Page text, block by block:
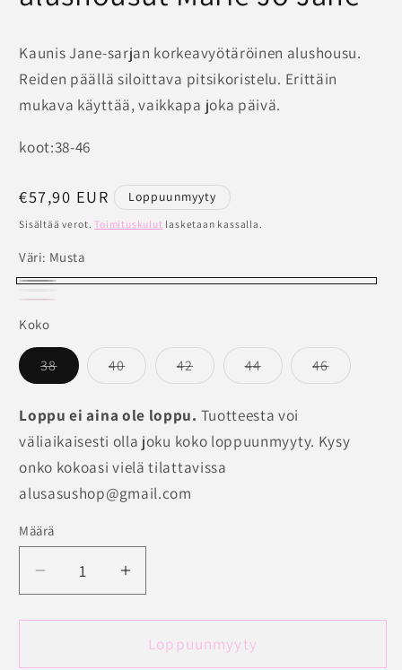
Kaunis Jane-sarjan korkeavyötäröinen alushousu.
Reiden päällä siloittava pitsikoristelu. Erittäin
mukava käyttää, vaikkapa joka päivä.
koot:38-46
Normaalihinta
€57,90 EUR Loppuunmyyty
Sisältää verot.Toimituskulut lasketaan kassalla.
Väri: Musta
Musta
Versio
on
loppuunmyyty
tai
saatavilla
Luonnonvaalea
Versio
on
loppuunmyyty
tai
ei
saatavilla
Rose
loppuunmyyty
tai
ei
saatavilla
Koko
38Versio
on
ei
saatavilla
40Versio
on
tai
ei
saatavilla
42Versio
on
tai
ei
saatavilla
44Versio
on
tai
ei
saatavilla
46Versio
on
saatavilla
Loppu ei aina ole loppu. Tuotteesta voi
väliaikaisesti olla joku koko loppuunmyyty. Kysy
onko kokoasi vielä tilattavissa
alusasushop@gmail.com
Määrä
Määrä
Vähennä
tuotteen
Korkeavyötäröiset
Marie
Lisää
tuotteen
Korkeavyötäröiset
alushousut
Marie
Loppuunmyyty